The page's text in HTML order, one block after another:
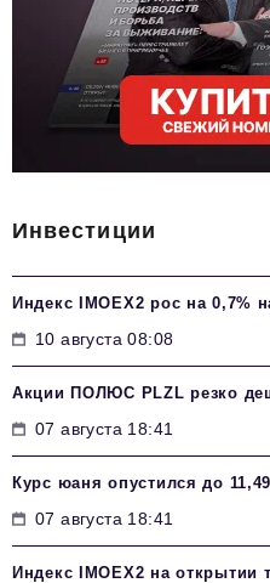
Инвестиции
Индекс IMOEX2 рос на 0,7%
10 августа 08:08
Акции ПОЛЮС PLZL резко
07 августа 18:41
Курс юаня опустился до
07 августа 18:41
Индекс IMOEX2 на открытии